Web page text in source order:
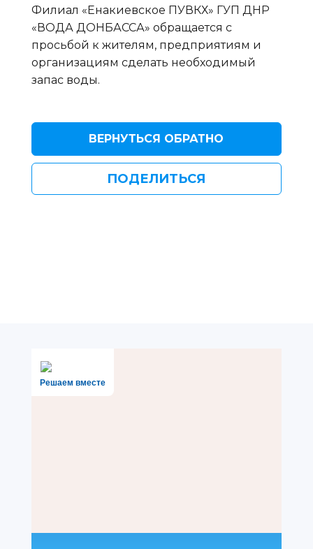
Филиал «Енакиевское ПУВКХ» ГУП ДНР
«ВОДА ДОНБАССА» обращается с
просьбой к жителям, предприятиям и
организациям сделать необходимый
запас воды.
ВЕРНУТЬСЯ ОБРАТНО
ПОДЕЛИТЬСЯ
Решаем вместе